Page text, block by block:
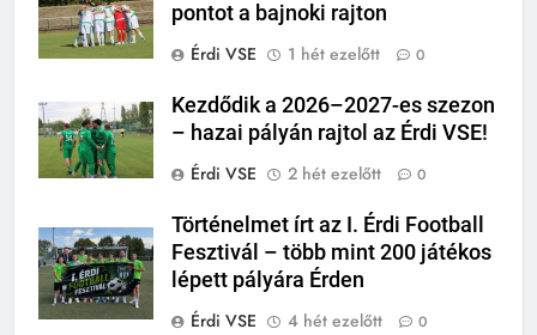
pontot a bajnoki rajton
Érdi VSE
1 hét ezelőtt 0
Kezdődik a 2026–2027-es szezon
– hazai pályán rajtol az Érdi VSE!
Érdi VSE
2 hét ezelőtt 0
Történelmet írt az I. Érdi Football
Fesztivál – több mint 200 játékos
lépett pályára Érden
Érdi VSE
4 hét ezelőtt 0